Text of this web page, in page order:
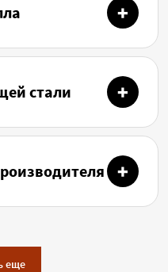
стали
еще